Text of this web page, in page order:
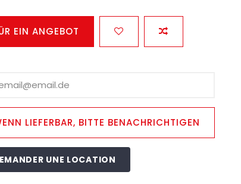
EIN ANGEBOT
UNE LOCATION